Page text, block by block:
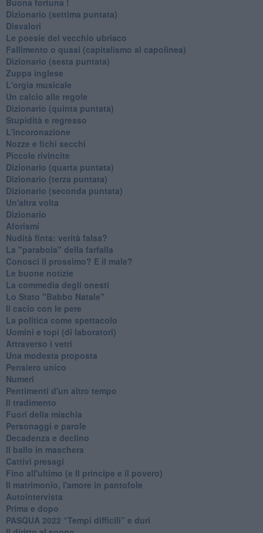
​Dizionario (settima puntata)
Disvalori
Le poesie del vecchio ubriaco
Fallimento o quasi (capitalismo al capolinea)
Dizionario (sesta puntata)
Zuppa inglese
L'orgia musicale
Un calcio alle regole
Dizionario (quinta puntata)
Stupidità e regresso
L'incoronazione
Nozze e fichi secchi
Piccole rivincite
​Dizionario (quarta puntata)
​Dizionario (terza puntata)
​Dizionario (seconda puntata)
Un'altra volta
Dizionario
Aforismi
Nudità finta: verità falsa?
La "parabola" della farfalla
Conosci il prossimo? E il male?
Le buone notizie
La commedia degli onesti
Lo Stato "Babbo Natale"
Il cacio con le pere
La politica come spettacolo
Uomini e topi (di laboratori)
Attraverso i vetri
Una modesta proposta
Pensiero unico
Numeri
Pentimenti d'un altro tempo
Il tradimento
Fuori della mischia
Personaggi e parole
Decadenza e declino
Il ballo in maschera
Cattivi presagi
Fino all'ultimo (e Il principe e il povero)
Il matrimonio, l'amore in pantofole
Autointervista
Prima e dopo
​PASQUA 2022 “Tempi difficili” e duri